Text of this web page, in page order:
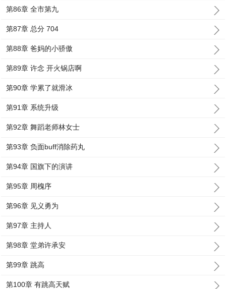
第86章 全市第九
第87章 总分 704
第88章 爸妈的小骄傲
第89章 许念 开火锅店啊
第90章 学累了就滑冰
第91章 系统升级
第92章 舞蹈老师林女士
第93章 负面buff消除药丸
第94章 国旗下的演讲
第95章 周槐序
第96章 见义勇为
第97章 主持人
第98章 堂弟许承安
第99章 跳高
第100章 有跳高天赋